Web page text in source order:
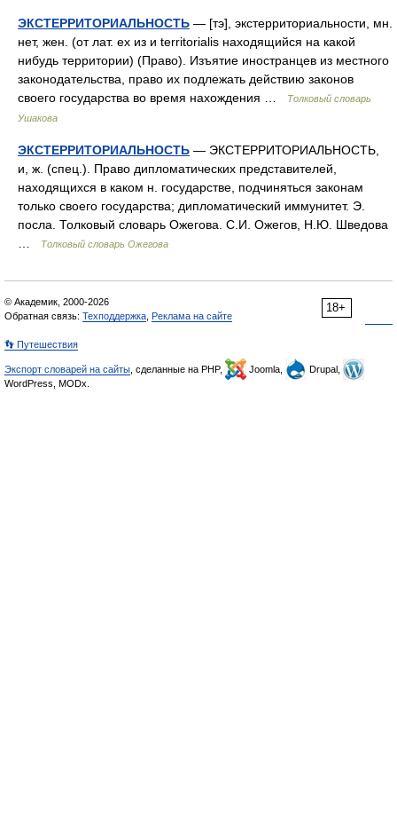
ЭКСТЕРРИТОРИАЛЬНОСТЬ — [тэ], экстерриториальности, мн.
нет, жен. (от лат. ех из и territorialis находящийся на какой
нибудь территории) (Право). Изъятие иностранцев из местного
законодательства, право их подлежать действию законов
своего государства во время нахождения …
Толковый словарь
Ушакова
ЭКСТЕРРИТОРИАЛЬНОСТЬ — ЭКСТЕРРИТОРИАЛЬНОСТЬ,
и, ж. (спец.). Право дипломатических представителей,
находящихся в каком н. государстве, подчиняться законам
только своего государства; дипломатический иммунитет. Э.
посла. Толковый словарь Ожегова. С.И. Ожегов, Н.Ю. Шведова
Толковый словарь Ожегова
18+
© Академик, 2000-2026
Обратная связь: Техподдержка Реклама на сайте
👣 Путешествия
Экспорт словарей на сайты , сделанные на PHP, Joomla,
Drupal,
WordPress, MODx.